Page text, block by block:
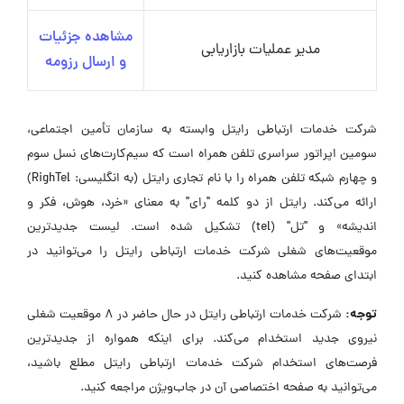
مدیر عملیات بازاریابی
مشاهده جزئیات
و ارسال رزومه
شرکت خدمات ارتباطی رایتل وابسته به سازمان تأمین اجتماعی،
سومین اپراتور سراسری تلفن همراه است که سیم‌کارت‌های نسل سوم
و چهارم شبکه تلفن همراه را با نام تجاری رایتل (به انگلیسی: RighTel)
ارائه می‌کند. رایتل از دو کلمه "رای" به معنای «خرد، هوش، فکر و
اندیشه» و "تل" (tel) تشکیل شده‌ است. لیست جدیدترین
موقعیت‌های شغلی شرکت خدمات ارتباطی رایتل را می‌توانید در
ابتدای صفحه مشاهده کنید.
توجه:
شرکت خدمات ارتباطی رایتل در حال حاضر در ۸ موقعیت شغلی
نیروی جدید استخدام می‌کند. برای اینکه همواره از جدیدترین
فرصت‌های استخدام شرکت خدمات ارتباطی رایتل مطلع باشید،
می‌توانید به صفحه اختصاصی آن در جاب‌ویژن مراجعه کنید.